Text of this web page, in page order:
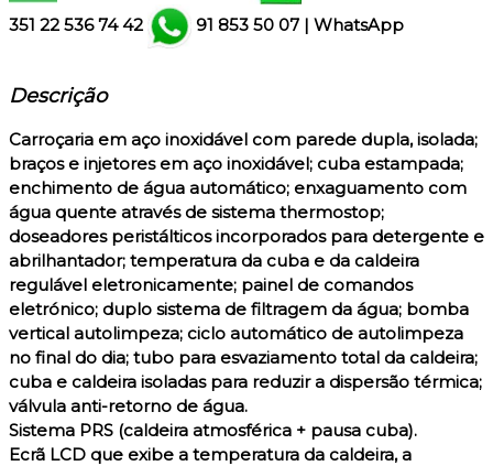
351 22 536 74 42 91 853 50 07 | WhatsApp
Descrição
Carroçaria em aço inoxidável com parede dupla, isolada;
braços e injetores em aço inoxidável; cuba estampada;
enchimento de água automático; enxaguamento com
água quente através de sistema thermostop;
doseadores peristálticos incorporados para detergente e
abrilhantador; temperatura da cuba e da caldeira
regulável eletronicamente; painel de comandos
eletrónico; duplo sistema de filtragem da água; bomba
vertical autolimpeza; ciclo automático de autolimpeza
no final do dia; tubo para esvaziamento total da caldeira;
cuba e caldeira isoladas para reduzir a dispersão térmica;
válvula anti-retorno de água.
Sistema PRS (caldeira atmosférica + pausa cuba).
Ecrã LCD que exibe a temperatura da caldeira, a